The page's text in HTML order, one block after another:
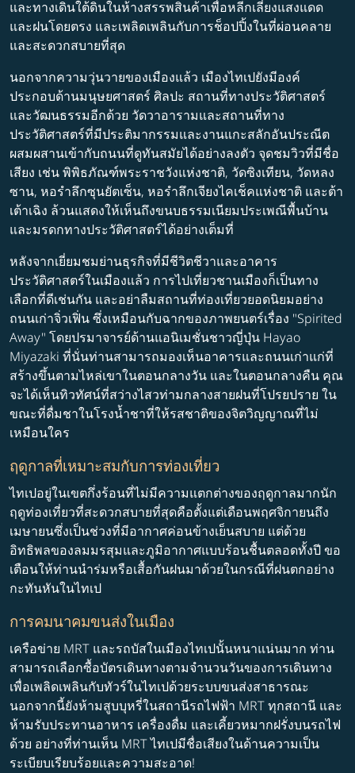
และทางเดินใต้ดินในห้างสรรพสินค้าเพื่อหลีกเลี่ยงแสงแดด
และฝนโดยตรง และเพลิดเพลินกับการช็อปปิ้งในที่ผ่อนคลาย
และสะดวกสบายที่สุด
นอกจากความวุ่นวายของเมืองแล้ว เมืองไทเปยังมีองค์
ประกอบด้านมนุษยศาสตร์ ศิลปะ สถานที่ทางประวัติศาสตร์
และวัฒนธรรมอีกด้วย วัดวาอารามและสถานที่ทาง
ประวัติศาสตร์ที่มีประติมากรรมและงานแกะสลักอันประณีต
ผสมผสานเข้ากับถนนที่ดูทันสมัยได้อย่างลงตัว จุดชมวิวที่มีชื่อ
เสียง เช่น พิพิธภัณฑ์พระราชวังแห่งชาติ, วัดซิงเทียน, วัดหลง
ซาน, หอรำลึกซุนยัตเซ็น, หอรำลึกเจียงไคเช็คแห่งชาติ และต้า
เต้าเฉิง ล้วนแสดงให้เห็นถึงขนบธรรมเนียมประเพณีพื้นบ้าน
และมรดกทางประวัติศาสตร์ได้อย่างเต็มที่
หลังจากเยี่ยมชมย่านธุรกิจที่มีชีวิตชีวาและอาคาร
ประวัติศาสตร์ในเมืองแล้ว การไปเที่ยวชานเมืองก็เป็นทาง
เลือกที่ดีเช่นกัน และอย่าลืมสถานที่ท่องเที่ยวยอดนิยมอย่าง
ถนนเก่าจิ่วเฟิ่น ซึ่งเหมือนกับฉากของภาพยนตร์เรื่อง "Spirited
Away" โดยปรมาจารย์ด้านแอนิเมชั่นชาวญี่ปุ่น Hayao
Miyazaki ที่นั่นท่านสามารถมองเห็นอาคารและถนนเก่าแก่ที่
สร้างขึ้นตามไหล่เขาในตอนกลางวัน และในตอนกลางคืน คุณ
จะได้เห็นทิวทัศน์ที่สว่างไสวท่ามกลางสายฝนที่โปรยปราย ใน
ขณะที่ดื่มชาในโรงน้ำชาที่ให้รสชาติของจิตวิญญาณที่ไม่
เหมือนใคร
ฤดูกาลที่เหมาะสมกับการท่องเที่ยว
ไทเปอยู่ในเขตกึ่งร้อนที่ไม่มีความแตกต่างของฤดูกาลมากนัก
ฤดูท่องเที่ยวที่สะดวกสบายที่สุดคือตั้งแต่เดือนพฤศจิกายนถึง
เมษายนซึ่งเป็นช่วงที่มีอากาศค่อนข้างเย็นสบาย แต่ด้วย
อิทธิพลของลมมรสุมและภูมิอากาศแบบร้อนชื้นตลอดทั้งปี ขอ
เตือนให้ท่านนำร่มหรือเสื้อกันฝนมาด้วยในกรณีที่ฝนตกอย่าง
กะทันหันในไทเป
การคมนาคมขนส่งในเมือง
เครือข่าย MRT และรถบัสในเมืองไทเปนั้นหนาแน่นมาก ท่าน
สามารถเลือกซื้อบัตรเดินทางตามจำนวนวันของการเดินทาง
เพื่อเพลิดเพลินกับทัวร์ในไทเปด้วยระบบขนส่งสาธารณะ
นอกจากนี้ยังห้ามสูบบุหรี่ในสถานีรถไฟฟ้า MRT ทุกสถานี และ
ห้ามรับประทานอาหาร เครื่องดื่ม และเคี้ยวหมากฝรั่งบนรถไฟ
ด้วย อย่างที่ท่านเห็น MRT ไทเปมีชื่อเสียงในด้านความเป็น
ระเบียบเรียบร้อยและความสะอาด!